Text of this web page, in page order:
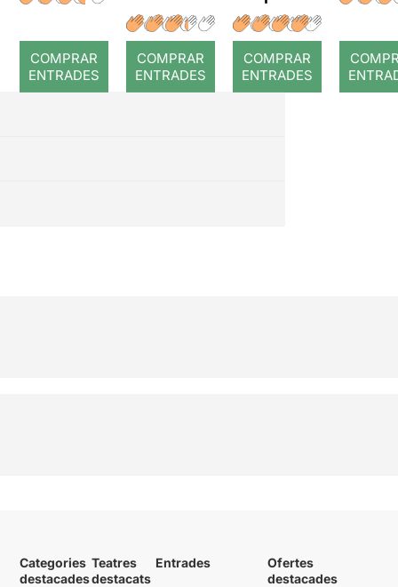
COMPRAR
ENTRADES
r: Temps
COMPRAR
ENTRADES
: Coral
romput
COMPRAR
ENTRADES
Categories
destacades
Teatres
destacats
Entrades
Ofertes
destacades